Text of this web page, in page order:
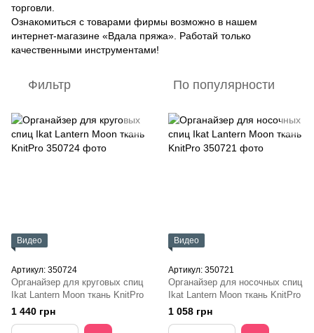
торговли.
Ознакомиться с товарами фирмы возможно в нашем
интернет-магазине «Вдала пряжа». Работай только
качественными инструментами!
Фильтр По популярности
Видео
Артикул: 350724
Органайзер для круговых спиц
Ikat Lantern Moon ткань KnitPro
1 440 грн
Видео
Артикул: 350721
Органайзер для носочных спиц
Ikat Lantern Moon ткань KnitPro
1 058 грн